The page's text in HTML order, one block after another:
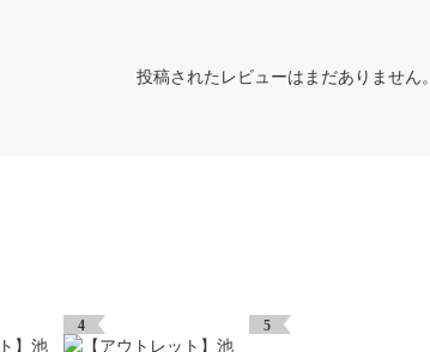
投稿されたレビューはまだありません。
4 5